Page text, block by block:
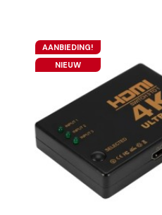
AANBIEDING!
NIEUW